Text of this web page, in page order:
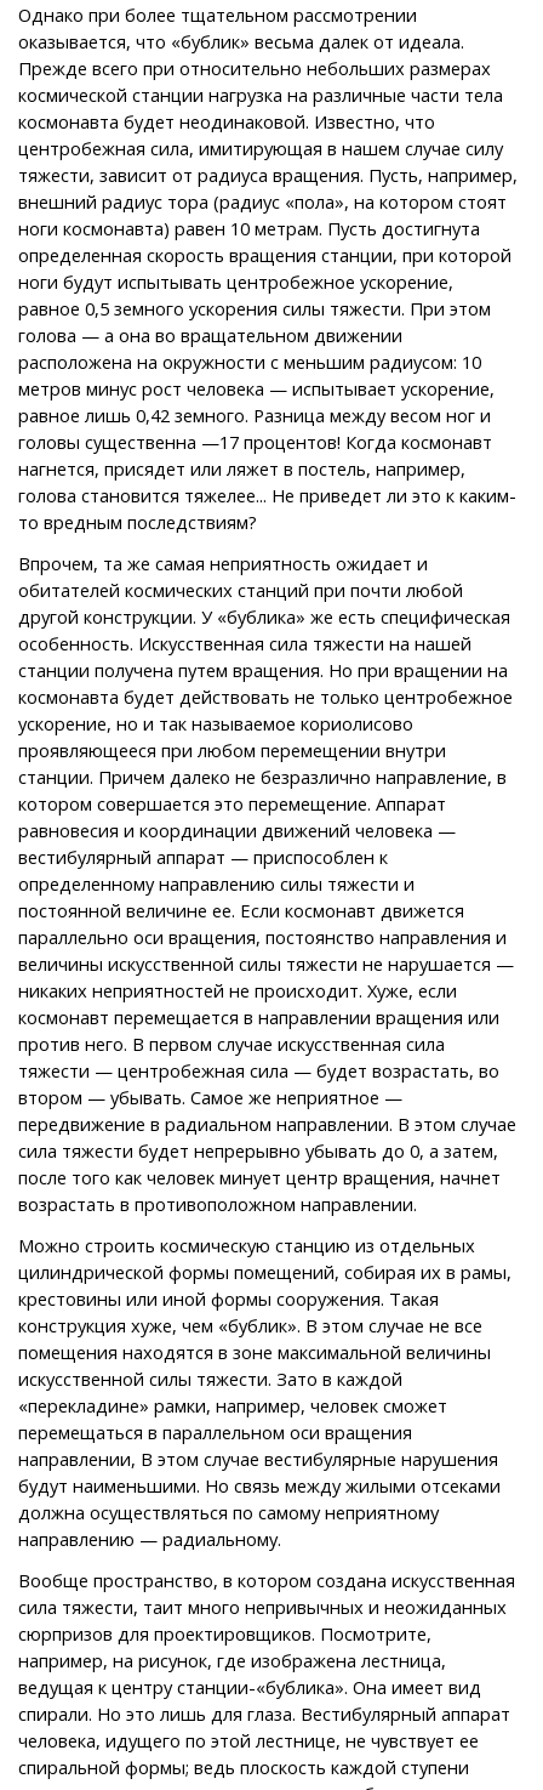
Однако при более тщательном рассмотрении
оказывается, что «бублик» весьма далек от идеала.
Прежде всего при относительно небольших размерах
космической станции нагрузка на различные части тела
космонавта будет неодинаковой. Известно, что
центробежная сила, имитирующая в нашем случае силу
тяжести, зависит от радиуса вращения. Пусть, например,
внешний радиус тора (радиус «пола», на котором стоят
ноги космонавта) равен 10 метрам. Пусть достигнута
определенная скорость вращения станции, при которой
ноги будут испытывать центробежное ускорение,
равное 0,5 земного ускорения силы тяжести. При этом
голова — а она во вращательном движении
расположена на окружности с меньшим радиусом: 10
метров минус рост человека — испытывает ускорение,
равное лишь 0,42 земного. Разница между весом ног и
головы существенна —17 процентов! Когда космонавт
нагнется, присядет или ляжет в постель, например,
голова становится тяжелее... Не приведет ли это к каким-
то вредным последствиям?
Впрочем, та же самая неприятность ожидает и
обитателей космических станций при почти любой
другой конструкции. У «бублика» же есть специфическая
особенность. Искусственная сила тяжести на нашей
станции получена путем вращения. Но при вращении на
космонавта будет действовать не только центробежное
ускорение, но и так называемое кориолисово
проявляющееся при любом перемещении внутри
станции. Причем далеко не безразлично направление, в
котором совершается это перемещение. Аппарат
равновесия и координации движений человека —
вестибулярный аппарат — приспособлен к
определенному направлению силы тяжести и
постоянной величине ее. Если космонавт движется
параллельно оси вращения, постоянство направления и
величины искусственной силы тяжести не нарушается —
никаких неприятностей не происходит. Хуже, если
космонавт перемещается в направлении вращения или
против него. В первом случае искусственная сила
тяжести — центробежная сила — будет возрастать, во
втором — убывать. Самое же неприятное —
передвижение в радиальном направлении. В этом случае
сила тяжести будет непрерывно убывать до 0, а затем,
после того как человек минует центр вращения, начнет
возрастать в противоположном направлении.
Можно строить космическую станцию из отдельных
цилиндрической формы помещений, собирая их в рамы,
крестовины или иной формы сооружения. Такая
конструкция хуже, чем «бублик». В этом случае не все
помещения находятся в зоне максимальной величины
искусственной силы тяжести. Зато в каждой
«перекладине» рамки, например, человек сможет
перемещаться в параллельном оси вращения
направлении, В этом случае вестибулярные нарушения
будут наименьшими. Но связь между жилыми отсеками
должна осуществляться по самому неприятному
направлению — радиальному.
Вообще пространство, в котором создана искусственная
сила тяжести, таит много непривычных и неожиданных
сюрпризов для проектировщиков. Посмотрите,
например, на рисунок, где изображена лестница,
ведущая к центру станции-«бублика». Она имеет вид
спирали. Но это лишь для глаза. Вестибулярный аппарат
человека, идущего по этой лестнице, не чувствует ее
спиральной формы; ведь плоскость каждой ступени